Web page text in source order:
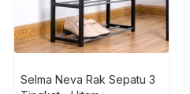
Selma Neva Rak Sepatu 3